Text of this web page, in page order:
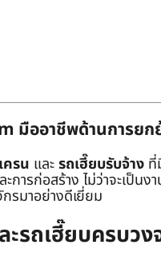
มืออาชีพด้านการ
ครน และรถเฮี๊ยบรับจ้าง ที่
การก่อสร้าง ไม่ว่าจะเป็
รมาอย่างดีเยี่ยม
ะรถเฮี๊ยบครบว